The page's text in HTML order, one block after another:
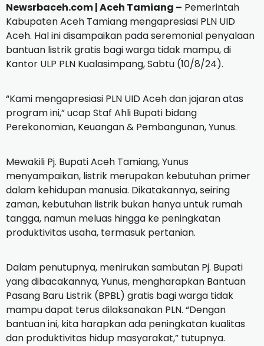
Newsrbaceh.com | Aceh Tamiang – Pemerintah
Kabupaten Aceh Tamiang mengapresiasi PLN UID
Aceh. Hal ini disampaikan pada seremonial penyalaan
bantuan listrik gratis bagi warga tidak mampu, di
Kantor ULP PLN Kualasimpang, Sabtu (10/8/24).
“Kami mengapresiasi PLN UID Aceh dan jajaran atas
program ini,” ucap Staf Ahli Bupati bidang
Perekonomian, Keuangan & Pembangunan, Yunus.
Mewakili Pj. Bupati Aceh Tamiang, Yunus
menyampaikan, listrik merupakan kebutuhan primer
dalam kehidupan manusia. Dikatakannya, seiring
zaman, kebutuhan listrik bukan hanya untuk rumah
tangga, namun meluas hingga ke peningkatan
produktivitas usaha, termasuk pertanian.
Dalam penutupnya, menirukan sambutan Pj. Bupati
yang dibacakannya, Yunus, mengharapkan Bantuan
Pasang Baru Listrik (BPBL) gratis bagi warga tidak
mampu dapat terus dilaksanakan PLN. “Dengan
bantuan ini, kita harapkan ada peningkatan kualitas
dan produktivitas hidup masyarakat,” tutupnya.